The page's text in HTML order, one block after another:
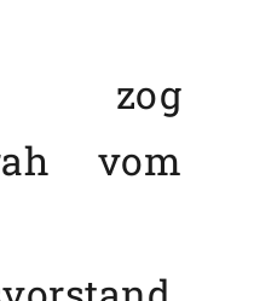
zog
vom